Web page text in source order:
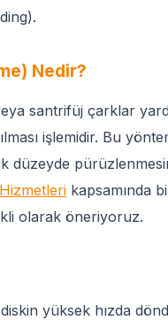
Nedir?
santrifüj çarklar
işlemidir. Bu
düzeyde
kapsamında
olarak öneriyoruz.
diskin yüksek hızda